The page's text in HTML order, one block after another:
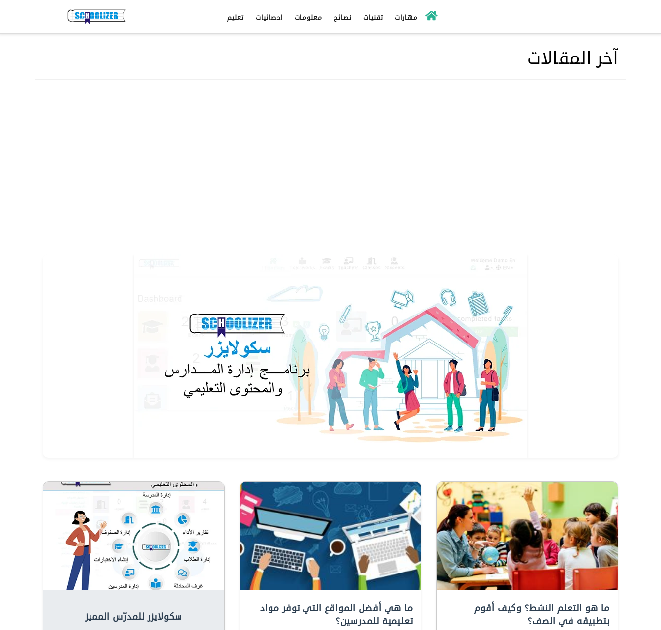
مهارات تقنيات نصائح معلومات احصائيات تعليم
آخر المقالات
ما هو التعلم النشط؟ وكيف أقوم
بتطبيقه في الصف؟
ما هي أفضل المواقع التي توفر مواد
تعليمية للمدرسين؟
سكولايزر للمدرّس المميز